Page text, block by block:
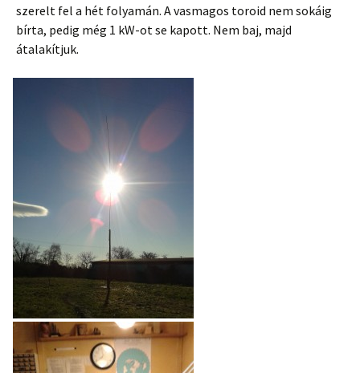
szerelt fel a hét folyamán. A vasmagos toroid nem sokáig
bírta, pedig még 1 kW-ot se kapott. Nem baj, majd
átalakítjuk.